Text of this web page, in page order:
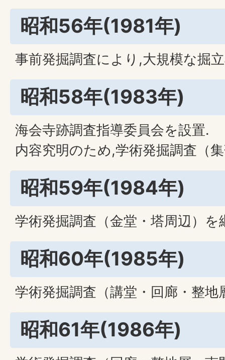
昭和56年(1981年)
事前発掘調査により,大規模な掘
昭和58年(1983年)
海会寺跡調査指導委員会を設置.
内容究明のため,学術発掘調査（
昭和59年(1984年)
学術発掘調査（金堂・塔周辺）を
昭和60年(1985年)
学術発掘調査（講堂・回廊・整地
昭和61年(1986年)